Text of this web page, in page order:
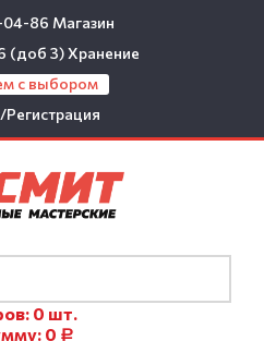
04-86 Магазин
(доб 3)Хранение
с выбором
0 шт.
0 Р